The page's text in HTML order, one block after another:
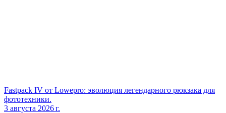
Fastpack IV от Lowepro: эволюция легендарного рюкзака для
фототехники.
3 августа 2026 г.